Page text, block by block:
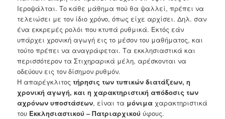
Ιεροψάλται. Το κάθε μάθημα πού θα ψαλλεί, πρέπει να
τελειώσει με τον ίδιο χρόνο, όπως είχε αρχίσει. Δηλ. σαν
ένα εκκρεμές ρολόι που κτυπά ρυθμικά. Εκτός εάν
υπάρχει χρονική αγωγή εις το μέσον του μαθήματος, και
τούτο πρέπει να αναγράφεται. Τα εκκλησιαστικά και
περισσότερον τα Στιχηραρικά μέλη, αρέσκονται να
οδεύουν εις τον δίσημον ρυθμόν.
Η απαρέγκλιτοςτήρησις των τυπικών διατάξεων, η
χρονική αγωγή, και η χαρακτηριστική απόδοσις των
αχρόνων υποστάσεων, είναι τα μόνιμα χαρακτηριστικά
του Εκκλησιαστικού – Πατριαρχικού ύφους.